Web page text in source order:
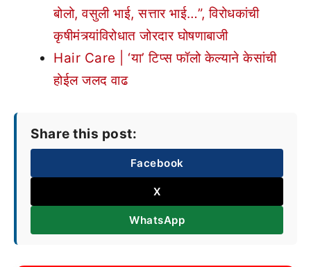
बोलो, वसुली भाई, सत्तार भाई…”, विरोधकांची
कृषीमंत्र्यांविरोधात जोरदार घोषणाबाजी
Hair Care | ‘या’ टिप्स फॉलो केल्याने केसांची
होईल जलद वाढ
Share this post:
Facebook
X
WhatsApp